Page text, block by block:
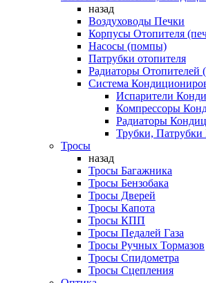
назад
Воздуховоды Печки
Корпусы Отопителя
Насосы (помпы)
Патрубки отопителя
Радиаторы Отопителей
Система
Испарители
Компрессоры
Радиаторы
Трубки, Патрубки
Тросы
назад
Тросы Багажника
Тросы Бензобака
Тросы Дверей
Тросы Капота
Тросы КПП
Тросы Педалей Газа
Тросы Ручных Тормазов
Тросы Спидометра
Тросы Сцепления